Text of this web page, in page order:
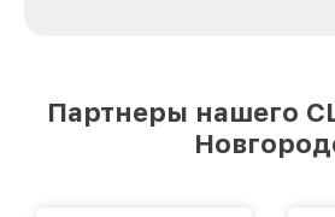
лучшим сервисным центром
Нижнем Новгороде,
Партнеры нашего